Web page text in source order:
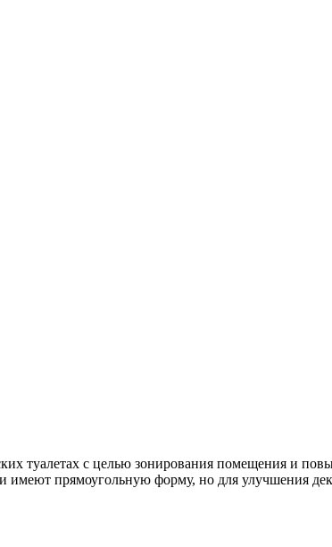
туалетах с целью зонирования помещения и
прямоугольную форму, но для улучшения